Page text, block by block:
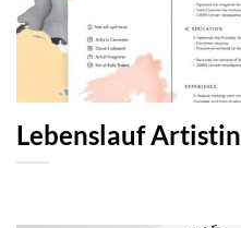
Lebenslauf Artistin